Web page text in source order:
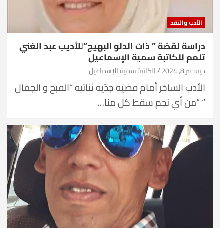
الأدب والنقد
دراسة لقصّة ” ذات الدلو البهيج”للأديب عبد الغني
تلمم للكاتبة سمية الإسماعيل
ديسمبر 8, 2024 الكاتبة سمية الإسماعيل
الأدب الساخر أمام قضيّة جدّية ثنائية “القبح و الجمال
“ “من أي نجم سقط كل منا…